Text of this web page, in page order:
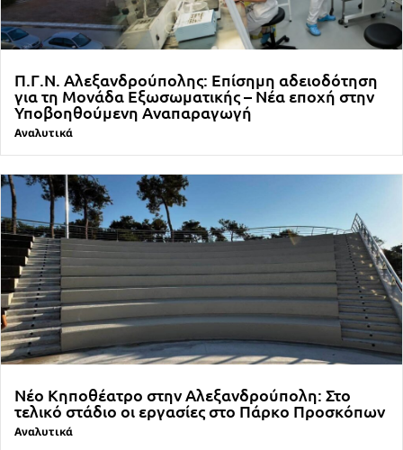
Π.Γ.Ν. Αλεξανδρούπολης: Επίσημη αδειοδότηση
για τη Μονάδα Εξωσωματικής – Νέα εποχή στην
Υποβοηθούμενη Αναπαραγωγή
Αναλυτικά
Νέο Κηποθέατρο στην Αλεξανδρούπολη: Στο
τελικό στάδιο οι εργασίες στο Πάρκο Προσκόπων
Αναλυτικά